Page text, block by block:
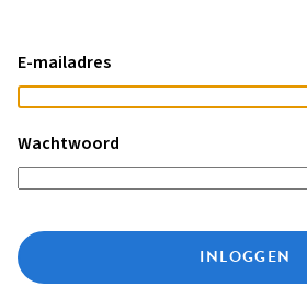
E-mailadres
Wachtwoord
INLOGGEN